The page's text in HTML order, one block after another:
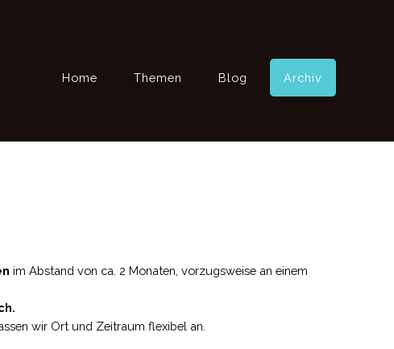
Home Themen Blog Archiv
im Abstand von ca. 2 Monaten, vorzugsweise an einem
wir Ort und Zeitraum flexibel an.